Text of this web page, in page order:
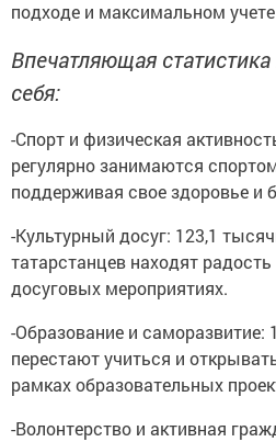
подходе и максимальном
Впечатляющая
себя:
-Спорт и физическая
регулярно занимаются
поддерживая свое здоровье и
-Культурный досуг: 123,1
татарстанцев находят
досуговых мероприятиях.
-Образование и саморазвитие:
перестают учиться и
рамках образовательных
-Волонтерство и активная